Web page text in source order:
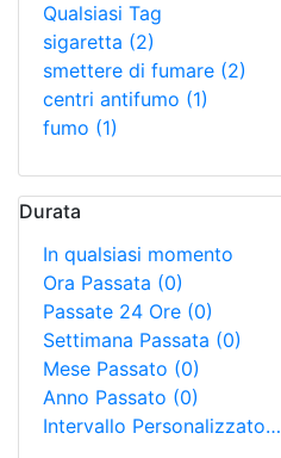
Qualsiasi Tag
sigaretta (2)
smettere di fumare (2)
centri antifumo (1)
fumo (1)
Durata
In qualsiasi momento
Ora Passata (0)
Passate 24 Ore (0)
Settimana Passata (0)
Mese Passato (0)
Anno Passato (0)
Intervallo Personalizzato…